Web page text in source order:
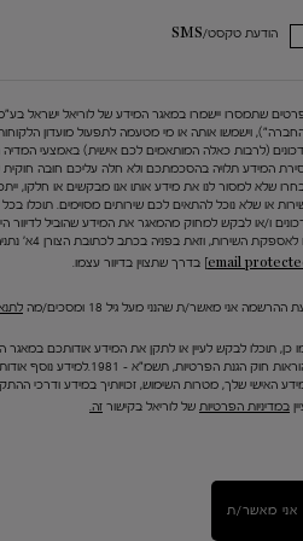
הודעת טקסט/SMS
וישמשו אותה או מי מטעמה לתפעול מועדון
המידע תלויה בהסכמתכם ולא חלה עליכם חובה
שלא למסור לנו את מידע אותו אנו מבקשים או חלקו,
או שלא נוכל להתאים לכם שירותים מסוימים. תוכלו
ו/או לבקש למחוק מהמאגר את המידע שהוביל לדיוור
לאספקת השירות, וזאת בפניה בכתב לכתובת הצורן 4א' נתניה, או במייל לכתובת
בדרך שתצוין בדיוור עצמו.
ההרשמה אני מאשר/ת שהנני מעל גיל 18 ומסכים/מה
כן, תוכלו לבקש לעיין או לתקן את המידע אודותכם במאגר
להוראות חוק הגנת הפרטיות, תשמ"א –
האישי שלך, מטרות השימוש, זכויותיך במידע ודרכי
במדיניות הפרטיות של לוריאל בקישור זה.
אני מאשר/ת